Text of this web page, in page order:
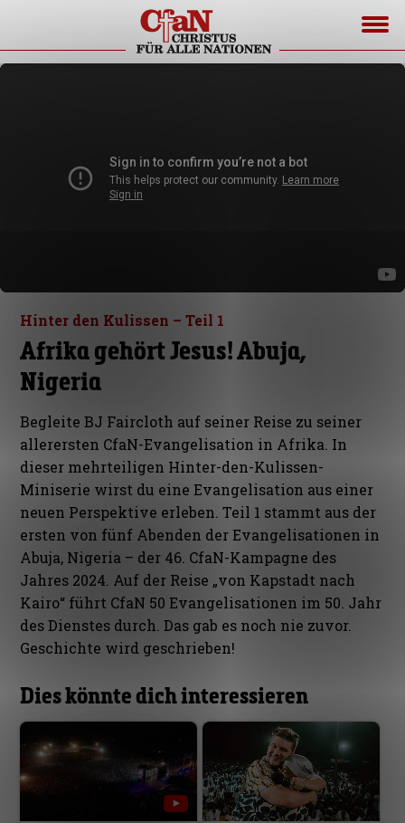
Hinter den Kulissen – Teil 1
Afrika gehört Jesus! Abuja,
Nigeria
Begleite BJ Faircloth auf seiner Reise zu seiner
allerersten CfaN-Evangelisation in Afrika. In
dieser mehrteiligen Hinter-den-Kulissen-
Miniserie wirst du eine Evangelisation aus einer
neuen Perspektive erleben. Teil 1 stammt aus der
ersten von fünf Abenden der Evangelisationen in
Abuja, Nigeria – der 46. CfaN-Kampagne des
Jahres 2024. Auf der Reise „von Kapstadt nach
Kairo“ führt CfaN 50 Evangelisationen im 50. Jahr
des Dienstes durch. Das gab es noch nie zuvor.
Geschichte wird geschrieben!
Dies könnte dich interessieren